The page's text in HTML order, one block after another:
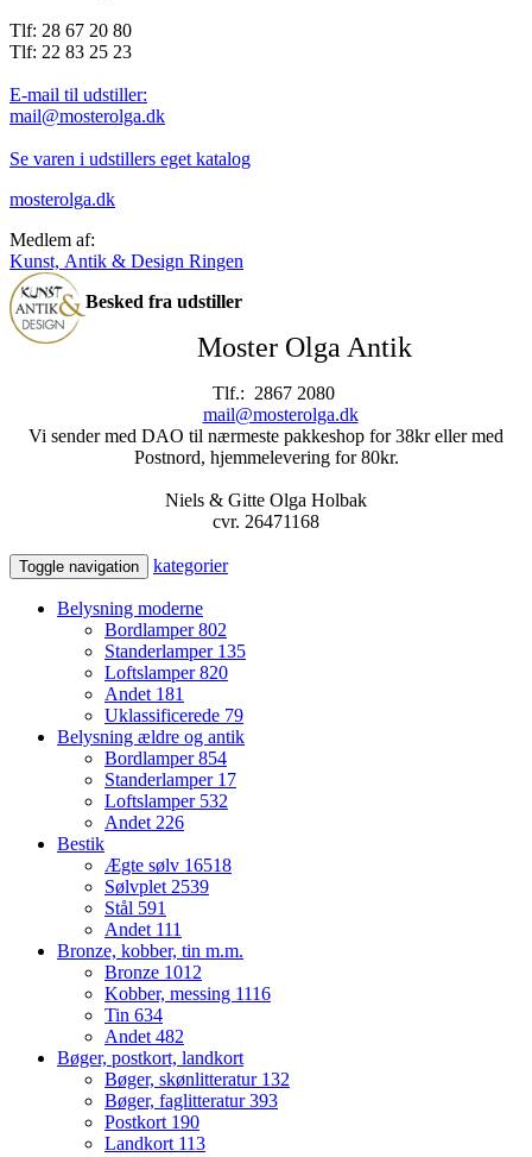
Tlf: 28 67 20 80
Tlf: 22 83 25 23
E-mail til udstiller:
mail@mosterolga.dk
Se varen i udstillers eget katalog
mosterolga.dk
Medlem af:
Kunst, Antik & Design Ringen
Besked fra udstiller
Moster Olga Antik
Tlf.: 2867 2080
mail@mosterolga.dk
Vi sender med DAO til nærmeste pakkeshop for 38kr eller med
Postnord, hjemmelevering for 80kr.
Niels & Gitte Olga Holbak
cvr. 26471168
Toggle navigation kategorier
Belysning moderne
Bordlamper802
Standerlamper 135
Loftslamper820
Andet 181
Uklassificerede 79
Belysning ældre og antik
Bordlamper854
Standerlamper 17
Loftslamper 532
Andet226
Bestik
Ægte sølv 16518
Sølvplet2539
Stål 591
Andet 111
Bronze, kobber, tin m.m.
Bronze 1012
Kobber, messing 1116
Tin 634
Andet482
Bøger, postkort, landkort
Bøger, skønlitteratur 132
Bøger, faglitteratur393
Postkort 190
Landkort 113